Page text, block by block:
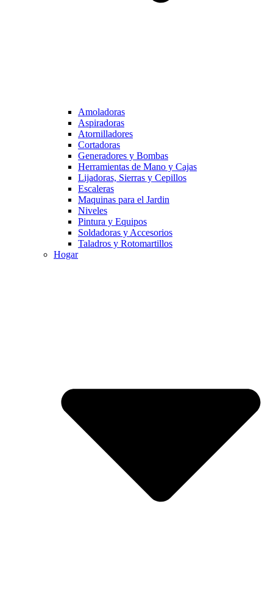
Amoladoras
Aspiradoras
Atornilladores
Cortadoras
Generadores y Bombas
Herramientas de Mano y Cajas
Lijadoras, Sierras y Cepillos
Escaleras
Maquinas para el Jardin
Niveles
Pintura y Equipos
Soldadoras y Accesorios
Taladros y Rotomartillos
Hogar